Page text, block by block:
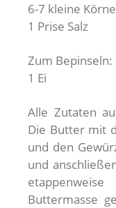
6-7 kleine
1 Prise Salz
Zum Bepinseln:
1 Ei
Alle Zutaten
Die Butter mit
und den
und
Buttermasse